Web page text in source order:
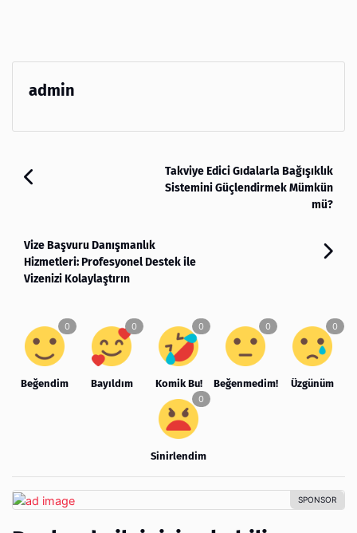
admin
Takviye Edici Gıdalarla Bağışıklık
Sistemini Güçlendirmek Mümkün
mü?
Vize Başvuru Danışmanlık
Hizmetleri: Profesyonel Destek ile
Vizenizi Kolaylaştırın
Beğendim Bayıldım Komik Bu! Beğenmedim! Üzgünüm
Sinirlendim